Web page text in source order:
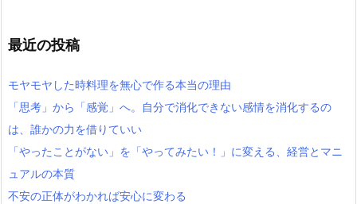
最近の投稿
モヤモヤした時料理を無心で作る本当の理由
「思考」から「感覚」へ。自分で消化できない感情を消化するの
は、誰かの力を借りていい
「やったことがない」を「やってみたい！」に変える、経営とマニ
ュアルの本質
不安の正体がわかれば安心に変わる